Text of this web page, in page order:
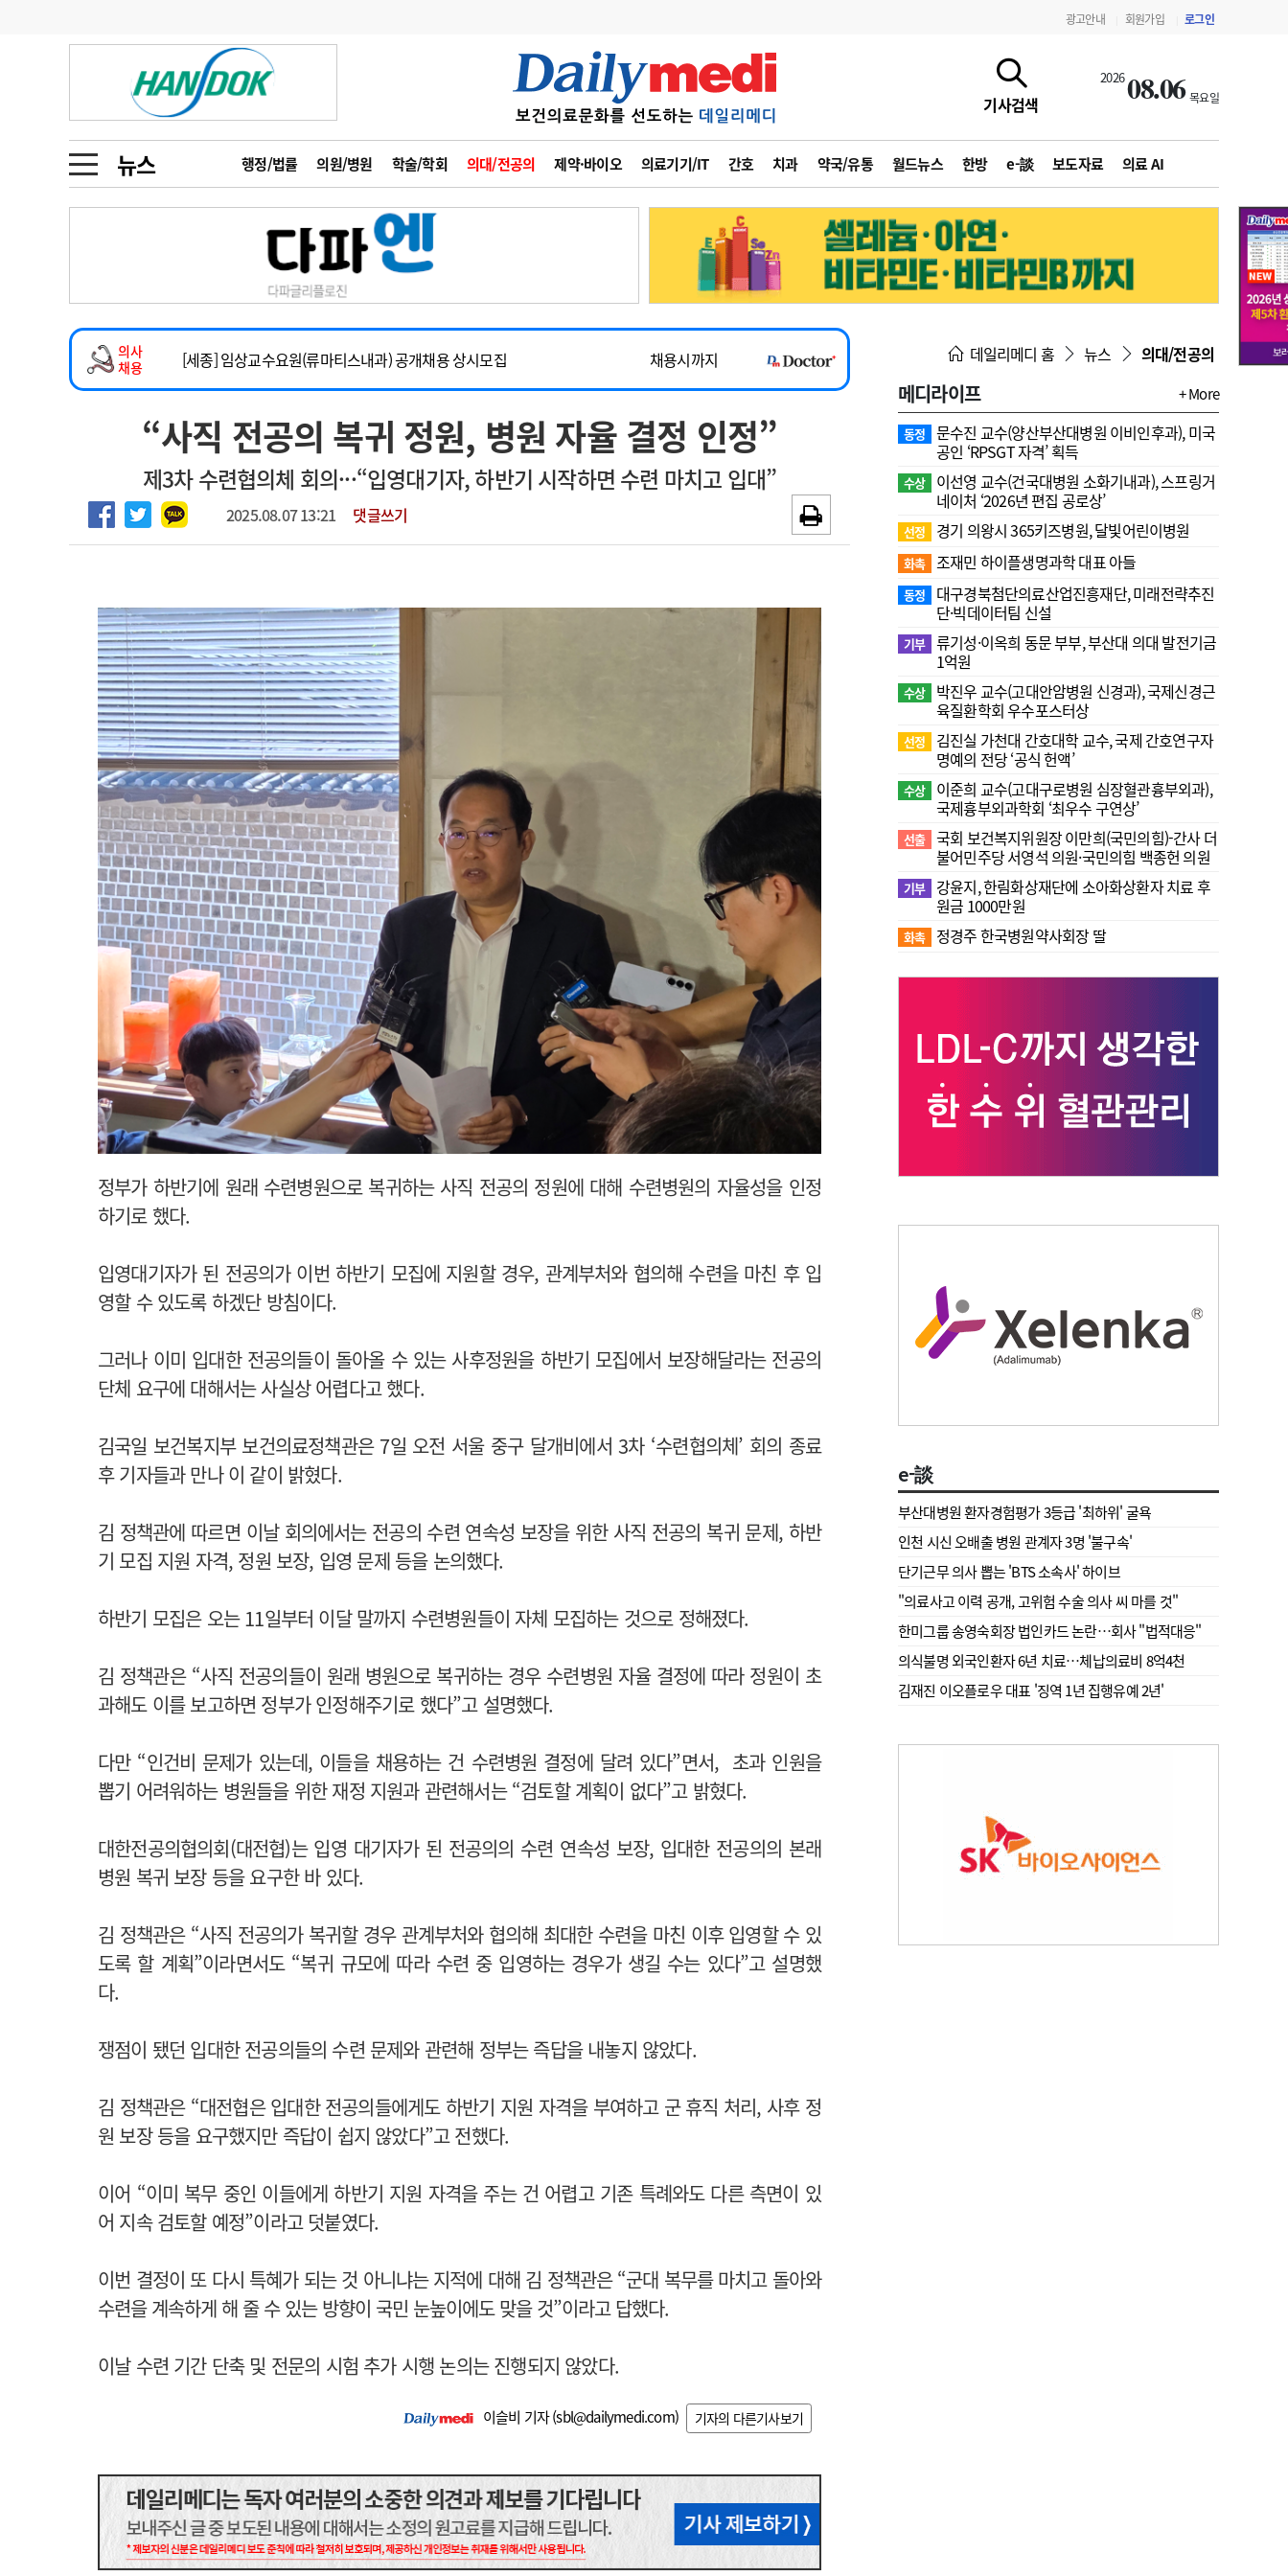
광고안내 회원가입 로그인
기사검색
202608.06 목요일
뉴스 행정/법률 의원/병원 학술/학회 의대/전공의 제약·바이오 의료기기/IT 간호 치과 약국/유통 월드뉴스 한방 e-談 보도자료 의료 AI
금주의 검색어
1
의사인력 수급 추계
2
성분명 처방
3
AI의료
4
전공의 모집 결과
6
관리급여 실시
지필공 지원책
수련환경 개선
의과대학 입시
인사 사고
오피니언 수첩
인물 초대석 피플
동영상뉴스
포토뉴스
메디 Hospital 지역병원 중소병원
인포메이션 행정처분 판례 정책/통계 공시 지침·기준·평가 약제급여 심사 결과
회사소개 법적고지 광고안내
의사
채용
임상전담교원 및 전임의 초빙
~2026-08-31
[해운대] 2026년 하반기 인턴 모집
채용시까지
[세종] 임상교수요원(류마티스내과) 공개채용 상시모집
채용시까지
정형외과 일반의 초빙
~2026-08-15
임상전담교원 및 전임의 초빙
~2026-08-31
[해운대] 2026년 하반기 인턴 모집
채용시까지
“사직 전공의 복귀 정원, 병원 자율 결정 인정”
제3차 수련협의체 회의···“입영대기자, 하반기 시작하면 수련 마치고 입대”
2025.08.07 13:21 댓글쓰기
정부가 하반기에 원래 수련병원으로 복귀하는 사직 전공의 정원에 대해 수련병원의 자율성을 인정
하기로 했다.
입영대기자가 된 전공의가 이번 하반기 모집에 지원할 경우, 관계부처와 협의해 수련을 마친 후 입
영할 수 있도록 하겠단 방침이다.
그러나 이미 입대한 전공의들이 돌아올 수 있는 사후정원을 하반기 모집에서 보장해달라는 전공의
단체 요구에 대해서는 사실상 어렵다고 했다.
김국일 보건복지부 보건의료정책관은 7일 오전 서울 중구 달개비에서 3차 ‘수련협의체’ 회의 종료
후 기자들과 만나 이 같이 밝혔다.
김 정책관에 따르면 이날 회의에서는 전공의 수련 연속성 보장을 위한 사직 전공의 복귀 문제, 하반
기 모집 지원 자격, 정원 보장, 입영 문제 등을 논의했다.
하반기 모집은 오는 11일부터 이달 말까지 수련병원들이 자체 모집하는 것으로 정해졌다.
김 정책관은 “사직 전공의들이 원래 병원으로 복귀하는 경우 수련병원 자율 결정에 따라 정원이 초
과해도 이를 보고하면 정부가 인정해주기로 했다”고 설명했다.
다만 “인건비 문제가 있는데, 이들을 채용하는 건 수련병원 결정에 달려 있다”면서, 초과 인원을
뽑기 어려워하는 병원들을 위한 재정 지원과 관련해서는 “검토할 계획이 없다”고 밝혔다.
대한전공의협의회(대전협)는 입영 대기자가 된 전공의의 수련 연속성 보장, 입대한 전공의의 본래
병원 복귀 보장 등을 요구한 바 있다.
김 정책관은 “사직 전공의가 복귀할 경우 관계부처와 협의해 최대한 수련을 마친 이후 입영할 수 있
도록 할 계획”이라면서도 “복귀 규모에 따라 수련 중 입영하는 경우가 생길 수는 있다”고 설명했
다.
쟁점이 됐던 입대한 전공의들의 수련 문제와 관련해 정부는 즉답을 내놓지 않았다.
김 정책관은 “대전협은 입대한 전공의들에게도 하반기 지원 자격을 부여하고 군 휴직 처리, 사후 정
원 보장 등을 요구했지만 즉답이 쉽지 않았다”고 전했다.
이어 “이미 복무 중인 이들에게 하반기 지원 자격을 주는 건 어렵고 기존 특례와도 다른 측면이 있
어 지속 검토할 예정”이라고 덧붙였다.
이번 결정이 또 다시 특혜가 되는 것 아니냐는 지적에 대해 김 정책관은 “군대 복무를 마치고 돌아와
수련을 계속하게 해 줄 수 있는 방향이 국민 눈높이에도 맞을 것”이라고 답했다.
이날 수련 기간 단축 및 전문의 시험 추가 시행 논의는 진행되지 않았다.
이슬비 기자 (sbl@dailymedi.com) 기자의 다른기사보기
데일리메디 홈 뉴스 의대/전공의
메디라이프 + More
동정
문수진 교수( 양산부산대병원 이비인후과), 미국
공인 ‘RPSGT 자격’ 획득
수상
이선영 교수(건국대병원 소화기내과), 스프링거
네이처 ‘2026년 편집 공로상’
선정 경기 의왕시 365키즈병원, 달빛어린이병원
화촉 조재민 하이플생명과학 대표 아들
동정
대구경북첨단의료산업진흥재단, 미래전략추진
단·빅데이터팀 신설
기부 류기성·이옥희 동문 부부, 부산대 의대 발전기금
1억원
수상
박진우 교수(고대안암병원 신경과), 국제신경근
육질환학회 우수포스터상
선정
김진실 가천대 간호대학 교수, 국제 간호연구자
명예의 전당 ‘공식 헌액’
수상
이준희 교수(고대구로병원 심장혈관흉부외과),
국제흉부외과학회 ‘최우수 구연상’
선출 국회 보건복지위원장 이만희(국민의힘)-간사 더
불어민주당 서영석 의원·국민의힘 백종헌 의원
기부
강윤지, 한림화상재단에 소아화상환자 치료 후
원금 1000만원
화촉 정경주 한국병원약사회장 딸
e-談
부산대병원 환자경험평가 3등급 '최하위' 굴욕
인천 시신 오배출 병원 관계자 3명 '불구속'
단기근무 의사 뽑는 'BTS 소속사' 하이브
"의료사고 이력 공개, 고위험 수술 의사 씨 마를 것"
한미그룹 송영숙회장 법인카드 논란…회사 "법적대응"
의식불명 외국인환자 6년 치료…체납의료비 8억4천
김재진 이오플로우 대표 '징역 1년 집행유예 2년'